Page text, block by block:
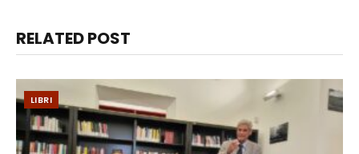
RELATED POST
LIBRI